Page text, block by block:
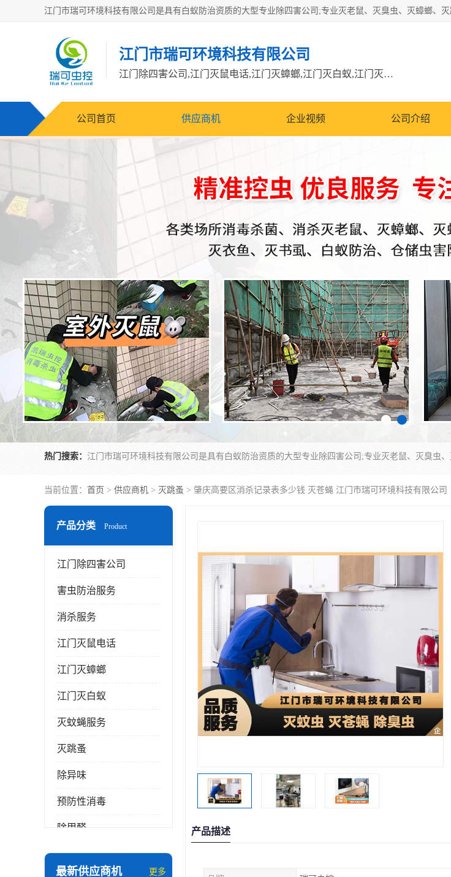
江门市瑞可环境科技有限公司
江门除四害公司,江门灭鼠电话,江门灭蟑螂,江门灭白蚁,江门灭鼠江门
公司首页 供应商机 企业视频 公司介绍
热门搜索：
当前位置： 首页 > 供应商机 > 灭跳蚤 > 肇庆高要区消杀记录表多少钱 灭苍蝇 江门市瑞可环境科技有限公司
产品分类 Product
江门除四害公司
害虫防治服务
消杀服务
江门灭鼠电话
江门灭蟑螂
江门灭白蚁
灭蚊蝇服务
灭跳蚤
除异味
预防性消毒
除甲醛
最新供应商机 更多
产品描述